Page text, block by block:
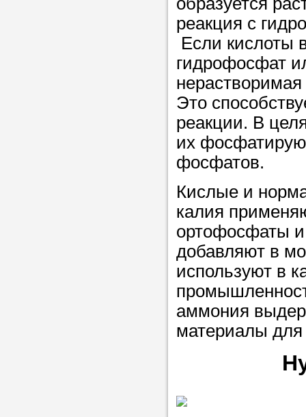
реакция с
Если кислоты
гидрофосфат
Это
реакции. В
их
фосфатов.
Кислые и
калия
ортофосфаты
добавляют в
используют в
аммония
материалы для